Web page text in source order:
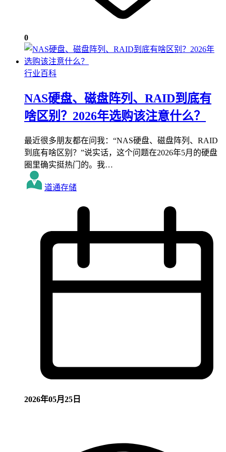
0
行业百科
NAS硬盘、磁盘阵列、RAID到底有
啥区别？2026年选购该注意什么？
最近很多朋友都在问我：“NAS硬盘、磁盘阵列、RAID
到底有啥区别？”说实话，这个问题在2026年5月的硬盘
圈里确实挺热门的。我…
道通存储
2026年05月25日